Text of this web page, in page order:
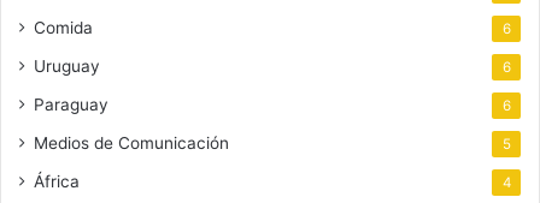
Comida 6
Uruguay 6
Paraguay 6
Medios de Comunicación 5
África 4